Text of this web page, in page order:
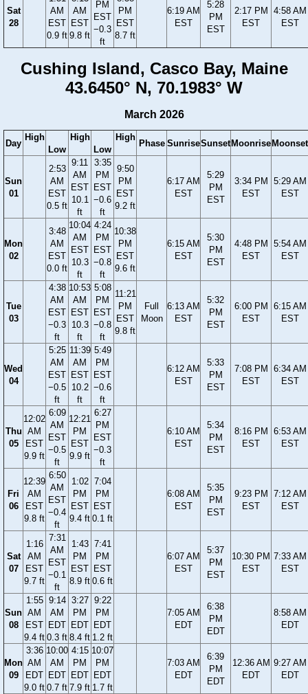
Sat
28
AM
EST
0.9 ft
AM
EST
9.8 ft
PM
EST
−0.3
ft
PM
EST
8.7 ft
6:19 AM
EST
5:28
PM
EST
2:17 PM
EST
4:58 AM
EST
Cushing Island, Casco Bay, Maine
43.6450° N, 70.1983° W
March 2026
Day
High
Low
High
Low
High
Phase SunriseSunset Moonrise Moonset
Sun
01
2:53
AM
EST
0.5 ft
9:11
AM
EST
10.1
ft
3:35
PM
EST
−0.6
ft
9:50
PM
EST
9.2 ft
6:17 AM
EST
5:29
PM
EST
3:34 PM
EST
5:29 AM
EST
Mon
02
3:48
AM
EST
0.0 ft
10:04
AM
EST
10.3
ft
4:24
PM
EST
−0.8
ft
10:38
PM
EST
9.6 ft
6:15 AM
EST
5:30
PM
EST
4:48 PM
EST
5:54 AM
EST
Tue
03
4:38
AM
EST
−0.3
ft
10:53
AM
EST
10.3
ft
5:08
PM
EST
−0.8
ft
11:21
PM
EST
9.8 ft
Full
Moon
6:13 AM
EST
5:32
PM
EST
6:00 PM
EST
6:15 AM
EST
Wed
04
5:25
AM
EST
−0.5
ft
11:39
AM
EST
10.2
ft
5:49
PM
EST
−0.6
ft
6:12 AM
EST
5:33
PM
EST
7:08 PM
EST
6:34 AM
EST
Thu
05
12:02
AM
EST
9.9 ft
6:09
AM
EST
−0.5
ft
12:21
PM
EST
9.9 ft
6:27
PM
EST
−0.3
ft
6:10 AM
EST
5:34
PM
EST
8:16 PM
EST
6:53 AM
EST
Fri
06
12:39
AM
EST
9.8 ft
6:50
AM
EST
−0.4
ft
1:02
PM
EST
9.4 ft
7:04
PM
EST
0.1 ft
6:08 AM
EST
5:35
PM
EST
9:23 PM
EST
7:12 AM
EST
Sat
07
1:16
AM
EST
9.7 ft
7:31
AM
EST
−0.1
ft
1:43
PM
EST
8.9 ft
7:41
PM
EST
0.6 ft
6:07 AM
EST
5:37
PM
EST
10:30 PM
EST
7:33 AM
EST
Sun
08
1:55
AM
EST
9.4 ft
9:14
AM
EDT
0.3 ft
3:27
PM
EDT
8.4 ft
9:22
PM
EDT
1.2 ft
7:05 AM
EDT
6:38
PM
EDT
8:58 AM
EDT
Mon
09
3:36
AM
EDT
9.0 ft
10:00
AM
EDT
0.7 ft
4:15
PM
EDT
7.9 ft
10:07
PM
EDT
1.7 ft
7:03 AM
EDT
6:39
PM
EDT
12:36 AM
EDT
9:27 AM
EDT